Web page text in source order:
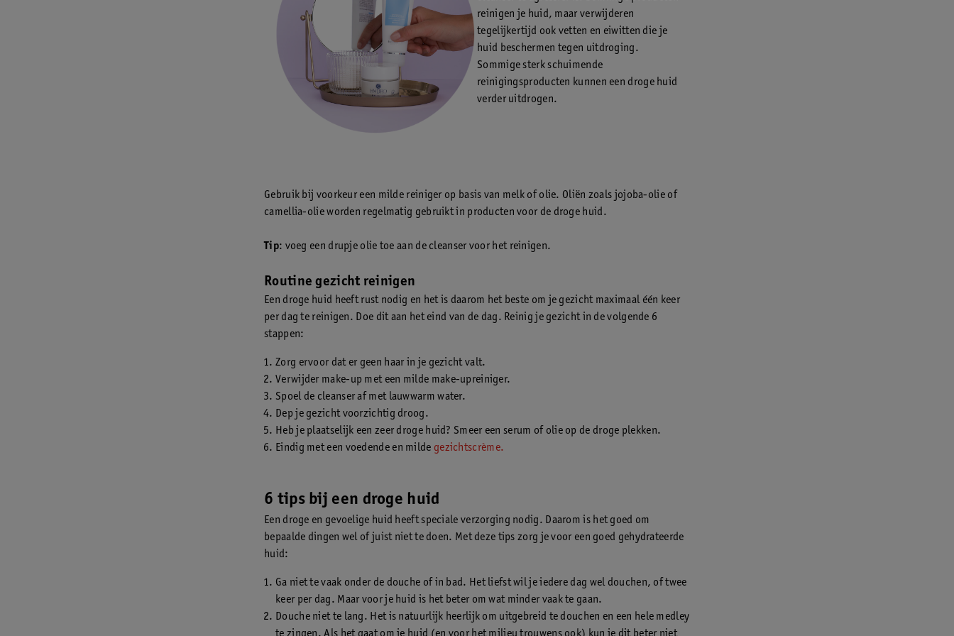
reinigen je huid, maar verwijderen
tegelijkertijd ook vetten en eiwitten die je
huid beschermen tegen uitdroging.
Sommige sterk schuimende
reinigingsproducten kunnen een droge huid
verder uitdrogen.
Gebruik bij voorkeur een milde reiniger op basis van melk of olie. Oliën zoals jojoba-olie of
camellia-olie worden regelmatig gebruikt in producten voor de droge huid.
Tip: voeg een drupje olie toe aan de cleanser voor het reinigen.
Routine gezicht reinigen
Een droge huid heeft rust nodig en het is daarom het beste om je gezicht maximaal één keer
per dag te reinigen. Doe dit aan het eind van de dag. Reinig je gezicht in de volgende 6
stappen:
Zorg ervoor dat er geen haar in je gezicht valt.
Verwijder make-up met een milde make-upreiniger.
Spoel de cleanser af met lauwwarm water.
Dep je gezicht voorzichtig droog.
Heb je plaatselijk een zeer droge huid? Smeer een serum of olie op de droge plekken.
Eindig met een voedende en milde gezichtscrème.
6 tips bij een droge huid
Een droge en gevoelige huid heeft speciale verzorging nodig. Daarom is het goed om
bepaalde dingen wel of juist niet te doen. Met deze tips zorg je voor een goed gehydrateerde
huid:
Ga niet te vaak onder de douche of in bad. Het liefst wil je iedere dag wel douchen, of twee
keer per dag. Maar voor je huid is het beter om wat minder vaak te gaan.
Douche niet te lang. Het is natuurlijk heerlijk om uitgebreid te douchen en een hele medley